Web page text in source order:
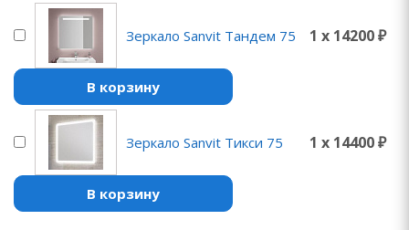
Зеркало Sanvit Тандем 75 1 x 14200 ₽
В корзину
Зеркало Sanvit Тикси 75 1 x 14400 ₽
В корзину